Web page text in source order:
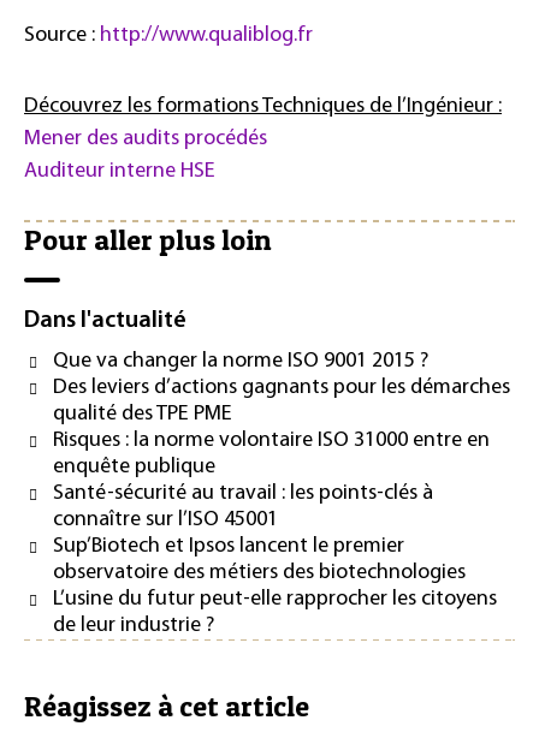
Source : http://www.qualiblog.fr
Découvrez les formations Techniques de l’Ingénieur :
Mener des audits procédés
Auditeur interne HSE
Pour aller plus loin
Dans l'actualité
Que va changer la norme ISO 9001 2015 ?
Des leviers d’actions gagnants pour les démarches
qualité des TPE PME
Risques : la norme volontaire ISO 31000 entre en
enquête publique
Santé-sécurité au travail : les points-clés à
connaître sur l’ISO 45001
Sup’Biotech et Ipsos lancent le premier
observatoire des métiers des biotechnologies
L’usine du futur peut-elle rapprocher les citoyens
de leur industrie ?
Réagissez à cet article